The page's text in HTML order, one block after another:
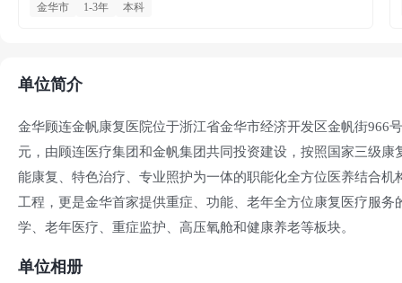
金华市 1-3年 本科
单位简介
金华顾连金帆康复医院位于浙江省金华市经济开发区金帆街966
元，由顾连医疗集团和金帆集团共同投资建设，按照国家三级
能康复、特色治疗、专业照护为一体的职能化全方位医养结合
工程，更是金华首家提供重症、功能、老年全方位康复医疗服
学、老年医疗、重症监护、高压氧舱和健康养老等板块。
单位相册